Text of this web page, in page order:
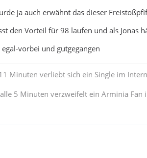
ja auch erwähnt das dieser
den Vorteil für 98 laufen und als Jonas
vorbei und gutgegangen
Minuten verliebt sich ein Single im
5 Minuten verzweifelt ein Arminia Fan